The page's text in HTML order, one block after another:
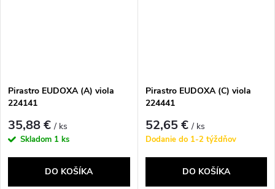
Pirastro EUDOXA (A) viola
224141
35,88 €/ ks
Skladom 1 ks
DO KOŠÍKA
Pirastro EUDOXA (C) viola
224441
52,65 €/ ks
Dodanie do 1-2 týždňov
DO KOŠÍKA